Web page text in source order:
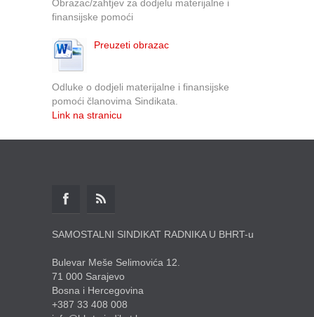
Obrazac/zahtjev za dodjelu materijalne i
finansijske pomoći
Preuzeti obrazac
Odluke o dodjeli materijalne i finansijske
pomoći članovima Sindikata.
Link na stranicu
SAMOSTALNI SINDIKAT RADNIKA U BHRT-u
Bulevar Meše Selimovića 12.
71 000 Sarajevo
Bosna i Hercegovina
+387 33 408 008